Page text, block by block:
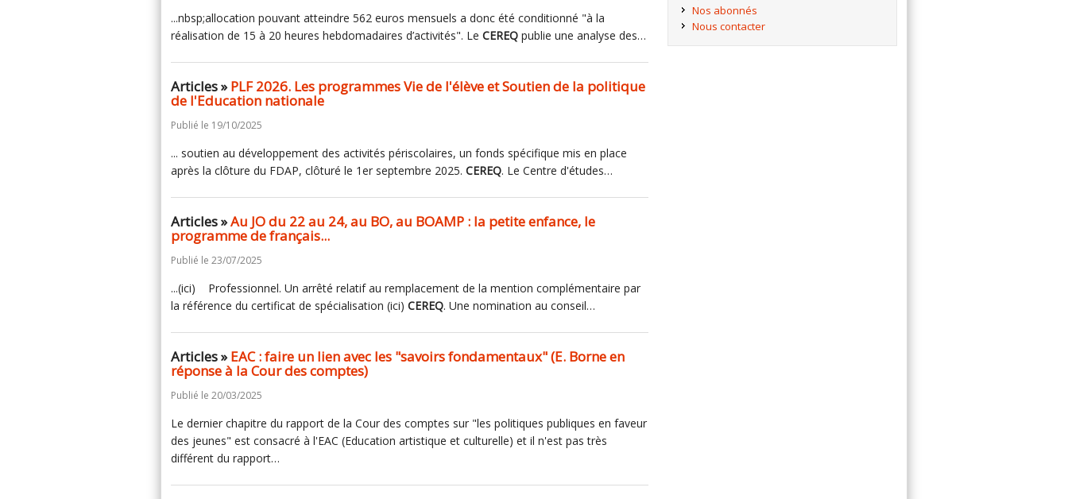
...nbsp;allocation pouvant atteindre 562 euros mensuels a donc été conditionné "à la
réalisation de 15 à 20 heures hebdomadaires d’activités". Le CEREQ publie une analyse des…
Articles »PLF 2026. Les programmes Vie de l'élève et Soutien de la politique
de l'Education nationale
Publié le 19/10/2025
... soutien au développement des activités périscolaires, un fonds spécifique mis en place
après la clôture du FDAP, clôturé le 1er septembre 2025. CEREQ. Le Centre d'études…
Articles »Au JO du 22 au 24, au BO, au BOAMP : la petite enfance, le
programme de français...
Publié le 23/07/2025
...(ici) Professionnel. Un arrêté relatif au remplacement de la mention complémentaire par
la référence du certificat de spécialisation (ici) CEREQ. Une nomination au conseil…
Articles »EAC : faire un lien avec les "savoirs fondamentaux" (E. Borne en
réponse à la Cour des comptes)
Publié le 20/03/2025
Le dernier chapitre du rapport de la Cour des comptes sur "les politiques publiques en faveur
des jeunes" est consacré à l'EAC (Education artistique et culturelle) et il n'est pas très
différent du rapport…
Nos abonnés
Nous contacter